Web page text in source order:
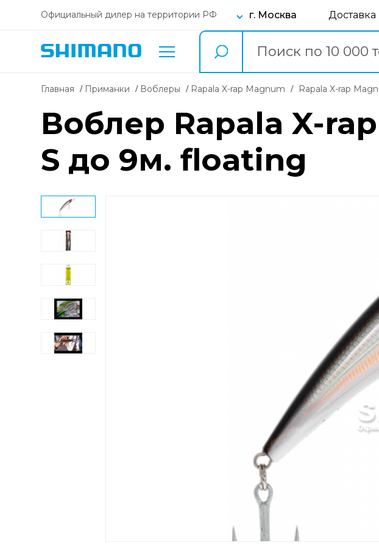
Официальный дилер на территории РФ г. Москва Доставка
Главная Приманки воблеры Rapala X-rap Magnum Rapala X-rap
Воблер Rapala X-
S до 9м. floating